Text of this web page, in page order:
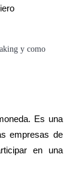
y como
Es una
empresas de
en una